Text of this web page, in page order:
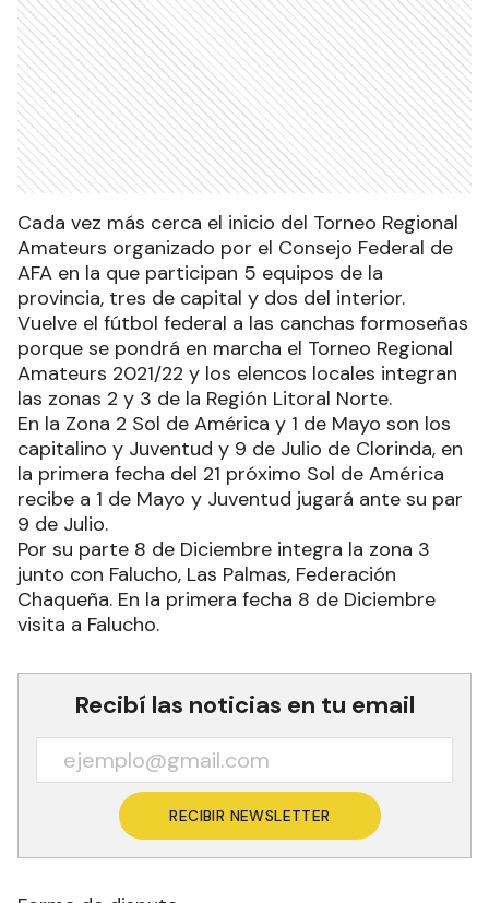
Cada vez más cerca el inicio del Torneo Regional
Amateurs organizado por el Consejo Federal de
AFA en la que participan 5 equipos de la
provincia, tres de capital y dos del interior.
Vuelve el fútbol federal a las canchas formoseñas
porque se pondrá en marcha el Torneo Regional
Amateurs 2021/22 y los elencos locales integran
las zonas 2 y 3 de la Región Litoral Norte.
En la Zona 2 Sol de América y 1 de Mayo son los
capitalino y Juventud y 9 de Julio de Clorinda, en
la primera fecha del 21 próximo Sol de América
recibe a 1 de Mayo y Juventud jugará ante su par
9 de Julio.
Por su parte 8 de Diciembre integra la zona 3
junto con Falucho, Las Palmas, Federación
Chaqueña. En la primera fecha 8 de Diciembre
visita a Falucho.
Recibí las noticias en tu email
RECIBIR NEWSLETTER